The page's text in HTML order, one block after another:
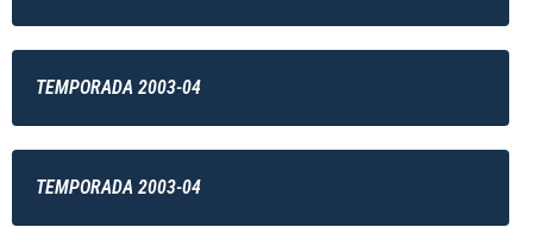
TEMPORADA 2003-04
TEMPORADA 2003-04